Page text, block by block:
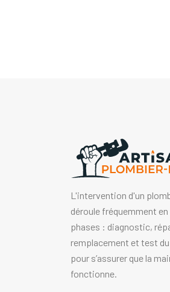
L'intervention d'un
déroule fréquemment
phases : diagnostic,
remplacement et test
pour s’assurer que la
fonctionne.